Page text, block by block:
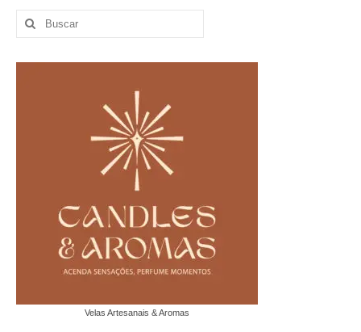
Buscar
por:
Velas Artesanais & Aromas